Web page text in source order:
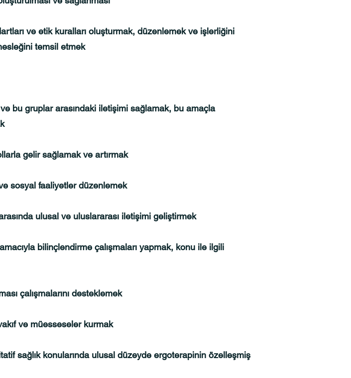
ve etik kuralları oluşturmak, düzenlemek ve işlerliğini
temsil etmek
bu gruplar arasındaki iletişimi sağlamak, bu amaçla
gelir sağlamak ve artırmak
sosyal faaliyetler düzenlemek
ulusal ve uluslararası iletişimi geliştirmek
bilinçlendirme çalışmaları yapmak, konu ile ilgili
çalışmalarını desteklemek
ve müesseseler kurmak
sağlık konularında ulusal düzeyde ergoterapinin özelleşmiş